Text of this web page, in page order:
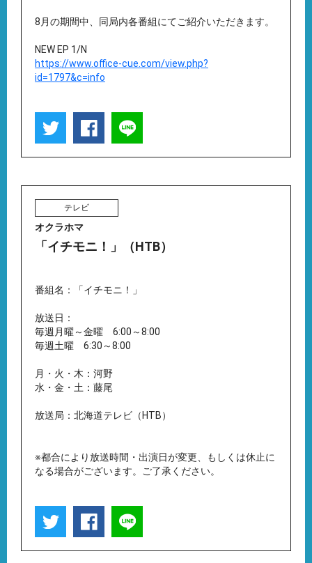
8月の期間中、同局内各番組にてご紹介いただきます。
NEW EP 1/N
https://www.office-cue.com/view.php?
id=1797&c=info
テレビ
オクラホマ
「イチモニ！」（HTB）
番組名：「イチモニ！」
放送日：
毎週月曜～金曜 6:00～8:00
毎週土曜 6:30～8:00
月・火・木：河野
水・金・土：藤尾
放送局：北海道テレビ（HTB）
※都合により放送時間・出演日が変更、もしくは休止に
なる場合がございます。ご了承ください。